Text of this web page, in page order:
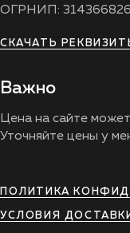
ОГРНИП:
СКАЧАТЬ
Важно
Цена на сайте
Уточняйте цены у
ПОЛИТИКА
УСЛОВИЯ